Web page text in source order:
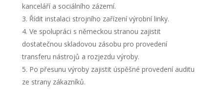
kanceláří a sociálního zázemí.
Řídit instalaci strojního zařízení výrobní linky.
Ve spolupráci s německou stranou zajistit
dostatečnou skladovou zásobu pro provedení
transferu nástrojů a rozjezdu výroby.
Po přesunu výroby zajistit úspěšné provedení auditu
ze strany zákazníků.